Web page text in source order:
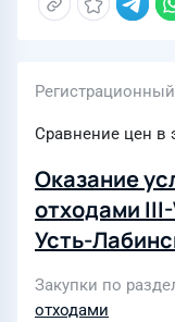
Сравнение цен в
Оказание
отходами
Усть-
филиала
Закупки по
отходами